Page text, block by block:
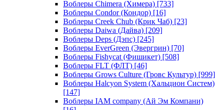
Воблеры Chimera (Химера) [733]
Воблеры Condor (Кондор) [16]
Воблеры Creek Chub (Крик Чаб) [23]
Воблеры Daiwa (Дайва) [209]
Воблеры Deps (Дэпс) [245]
Воблеры EverGreen (Эвергрин) [70]
Воблеры Fishycat (Фишикет) [508]
Воблеры FLT (ФЛТ) [46]
Воблеры Grows Culture (Гровс Культур) [999]
Воблеры Halcyon System (Хальцион Систем)
[147]
Воблеры IAM company (Ай Эм Компани)